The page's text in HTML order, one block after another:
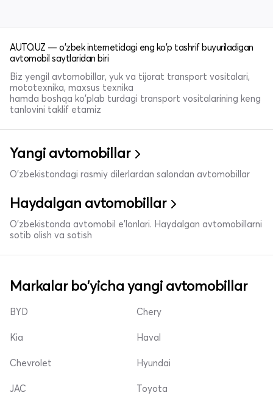
AUTO.UZ — o'zbek internetidagi eng ko'p tashrif buyuriladigan
avtomobil saytlaridan biri
Biz yengil avtomobillar, yuk va tijorat transport vositalari,
mototexnika, maxsus texnika
hamda boshqa ko'plab turdagi transport vositalarining keng
tanlovini taklif etamiz
Yangi avtomobillar
O'zbekistondagi rasmiy dilerlardan salondan avtomobillar
Haydalgan avtomobillar
O'zbekistonda avtomobil e’lonlari. Haydalgan avtomobillarni
sotib olish va sotish
Markalar bo'yicha yangi avtomobillar
BYD
Kia
Chevrolet
Chery
Haval
Hyundai
JAC Toyota